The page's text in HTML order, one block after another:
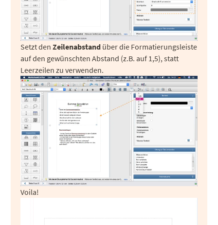
Setzt denZeilenabstand über die Formatierungsleiste
auf den gewünschten Abstand (z.B. auf 1,5), statt
Leerzeilen zu verwenden.
Voila!